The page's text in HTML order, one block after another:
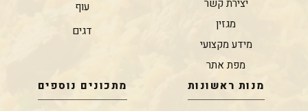
יצירת קשר
מגזין
מידע מקצועי
מפת אתר
עוף
דגים
מנות ראשונות מתכונים נוספים